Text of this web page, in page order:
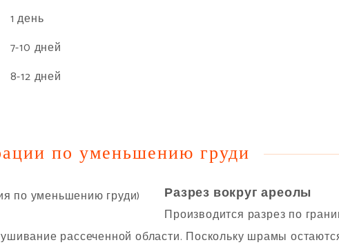
день
10 дней
12 дней
по уменьшению груди
Разрез вокруг ареолы
Производится разрез по
рассеченной области. Поскольку шрамы